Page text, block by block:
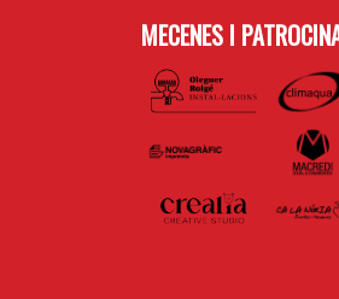
MECENES I